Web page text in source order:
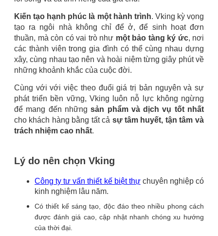
Kiến tạo hạnh phúc là một hành trình. Vking kỳ vọng
tạo ra ngôi nhà không chỉ để ở, để sinh hoạt đơn
thuần, mà còn có vai trò như một bảo tàng ký ức, nơi
các thành viên trong gia đình có thể cùng nhau dựng
xây, cùng nhau tạo nên và hoài niệm từng giây phút về
những khoảnh khắc của cuộc đời.
Cùng với với việc theo đuổi giá trị bản nguyên và sự
phát triển bền vững, Vking luôn nỗ lực không ngừng
để mang đến nhữngsản phẩm và dịch vụ tốt nhất
cho khách hàng bằng tất cả sự tâm huyết, tận tâm và
trách nhiệm cao nhất.
Lý do nên chọn Vking
Công ty tư vấn thiết kế biệt thựchuyên nghiệp có
kinh nghiệm lâu năm.
Có thiết kế sáng tạo, độc đáo theo nhiều phong cách
được đánh giá cao, cập nhật nhanh chóng xu hướng
của thời đại.